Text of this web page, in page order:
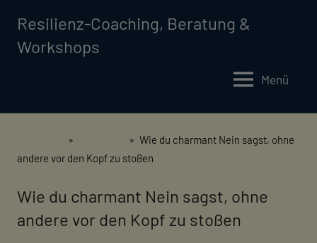
Inhalt
springen
Resilienz-Coaching, Beratung &
Workshops
Menü
Wie du charmant Nein sagst, ohne
andere vor den Kopf zu stoßen
Allgemein
Wie du charmant Nein sagst, ohne
andere vor den Kopf zu stoßen